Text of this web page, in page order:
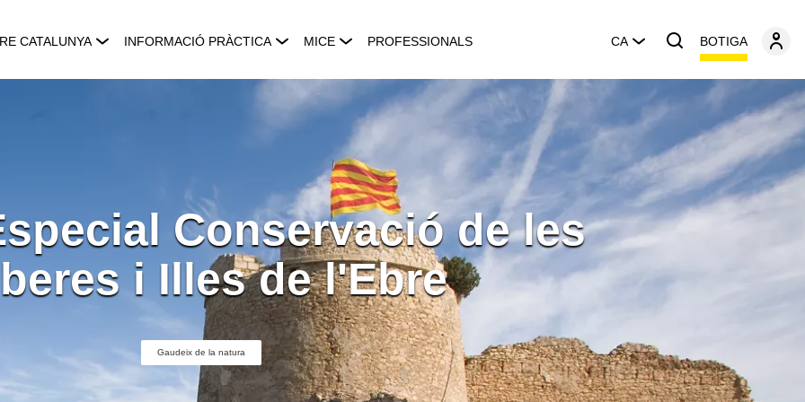
CATALUNYA INFORMACIÓ PRÀCTICA MICE PROFESSIONALS CA BOTIGA
Conservació de les
i Illes de l'Ebre
Gaudeix de la natura